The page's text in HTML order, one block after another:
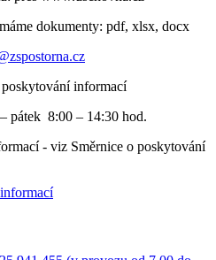
dokumenty: pdf, xlsx, docx
poskytování informací
pátek 8:00 – 14:30 hod.
- viz Směrnice o poskytování